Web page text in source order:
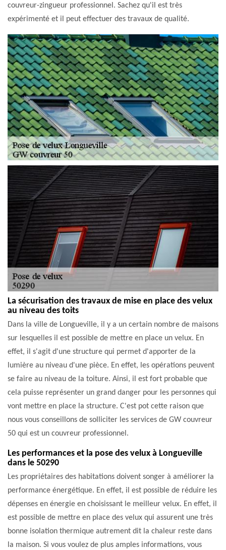
couvreur-zingueur professionnel. Sachez qu'il est très
expérimenté et il peut effectuer des travaux de qualité.
La sécurisation des travaux de mise en place des velux
au niveau des toits
Dans la ville de Longueville, il y a un certain nombre de maisons
sur lesquelles il est possible de mettre en place un velux. En
effet, il s'agit d'une structure qui permet d'apporter de la
lumière au niveau d'une pièce. En effet, les opérations peuvent
se faire au niveau de la toiture. Ainsi, il est fort probable que
cela puisse représenter un grand danger pour les personnes qui
vont mettre en place la structure. C'est pot cette raison que
nous vous conseillons de solliciter les services de GW couvreur
50 qui est un couvreur professionnel.
Les performances et la pose des velux à Longueville
dans le 50290
Les propriétaires des habitations doivent songer à améliorer la
performance énergétique. En effet, il est possible de réduire les
dépenses en énergie en choisissant le meilleur velux. En effet, il
est possible de mettre en place des velux qui assurent une très
bonne isolation thermique autrement dit la chaleur reste dans
la maison. Si vous voulez de plus amples informations, vous